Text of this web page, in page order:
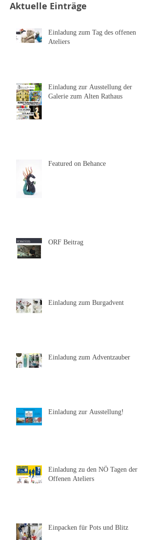
Aktuelle Einträge
Einladung zum Tag des offenen
Ateliers
Einladung zur Ausstellung der
Galerie zum Alten Rathaus
Featured on Behance
ORF Beitrag
Einladung zum Burgadvent
Einladung zum Adventzauber
Einladung zur Ausstellung!
Einladung zu den NÖ Tagen der
Offenen Ateliers
Einpacken für Pots und Blitz